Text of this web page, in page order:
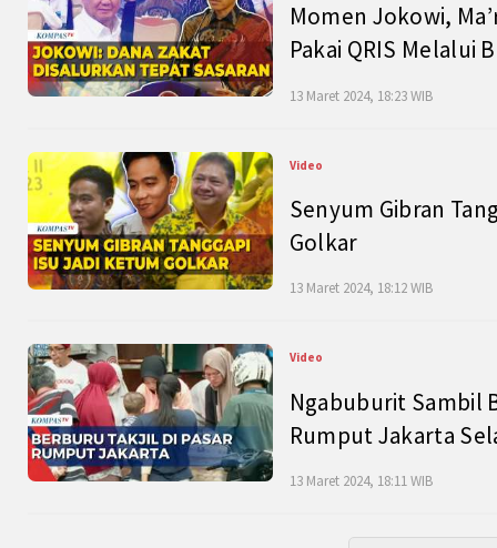
Momen Jokowi,
Pakai QRIS Melalui
13 Maret 2024, 18:23 WIB
Video
Senyum Gibran
Golkar
13 Maret 2024, 18:12 WIB
Video
Ngabuburit Sambil
Rumput Jakarta
13 Maret 2024, 18:11 WIB